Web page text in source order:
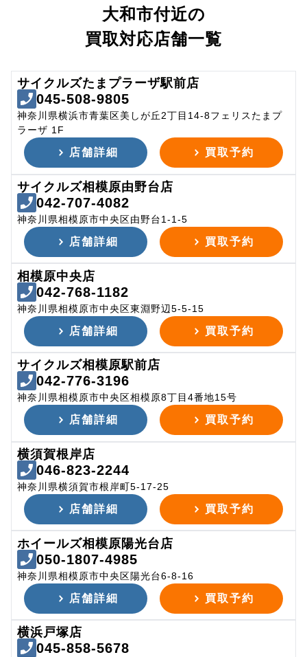
大和市付近の
買取対応店舗一覧
サイクルズたまプラーザ駅前店
045-508-9805
神奈川県横浜市青葉区美しが丘2丁目14-8フェリスたまプ
ラーザ 1F
店舗詳細 買取予約
サイクルズ相模原由野台店
042-707-4082
神奈川県相模原市中央区由野台1-1-5
店舗詳細 買取予約
相模原中央店
042-768-1182
神奈川県相模原市中央区東淵野辺5-5-15
店舗詳細 買取予約
サイクルズ相模原駅前店
042-776-3196
神奈川県相模原市中央区相模原8丁目4番地15号
店舗詳細 買取予約
横須賀根岸店
046-823-2244
神奈川県横須賀市根岸町5-17-25
店舗詳細 買取予約
ホイールズ相模原陽光台店
050-1807-4985
神奈川県相模原市中央区陽光台6-8-16
店舗詳細 買取予約
横浜戸塚店
045-858-5678